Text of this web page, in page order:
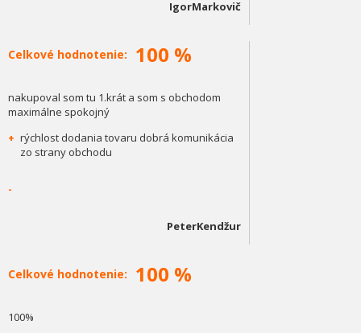
IgorMarkovič
Celkové hodnotenie: 100 %
nakupoval som tu 1.krát a som s obchodom
maximálne spokojný
+ rýchlost dodania tovaru dobrá komunikácia
zo strany obchodu
-
PeterKendžur
Celkové hodnotenie: 100 %
100%